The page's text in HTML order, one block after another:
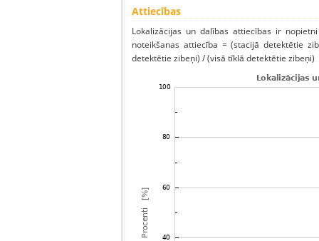
Attiecības
Lokalizācijas un dalības attiecības ir
noteikšanas attiecība = (stacijā detektētie
detektētie zibeņi) / (visā tīklā detektētie zibeņi)